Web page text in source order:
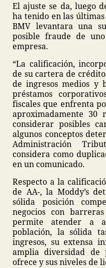
El ajuste se da, luego
ha tenido en las
BMV levantara una
posible fraude de
empresa.
“La calificación,
de su cartera de
de ingresos medios y
préstamos
fiscales que enfrenta
aproximadamente 30
considerar posibles
algunos conceptos
Administración
considera como
en un comunicado.
Respecto a la
de AA-, la Moddy’s
sólida posición
negocios con
permite atender a
población, la sólida
ingresos, su extensa
amplia diversidad de
ofrece y sus niveles de